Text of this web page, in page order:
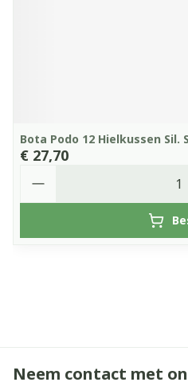
Bota Podo 12 Hielkussen Sil.
€ 27,70
Neem contact met